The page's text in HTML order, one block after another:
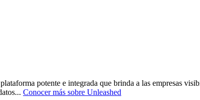
potente e integrada que brinda a las empresas
... Conocer más sobre Unleashed